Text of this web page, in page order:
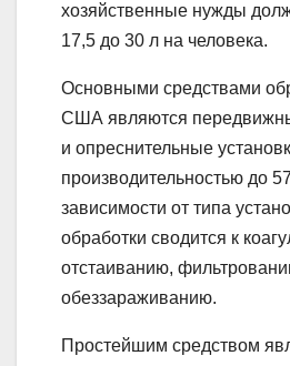
хозяйственные нужды
17,5 до 30 л на человека.
Основными средствами
США являются
и опреснительные
производительностью до
зависимости от типа
обработки сводится к
отстаиванию,
обеззараживанию.
Простейшим средством